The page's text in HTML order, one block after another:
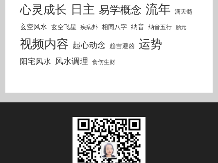
心灵成长 日主 易学概念 流年 滴天髓
玄空风水 玄空飞星 疾病卦 相同八字 纳音 纳音五行 胎元
视频内容 起心动念 趋吉避凶 运势
阳宅风水 风水调理 食伤生财